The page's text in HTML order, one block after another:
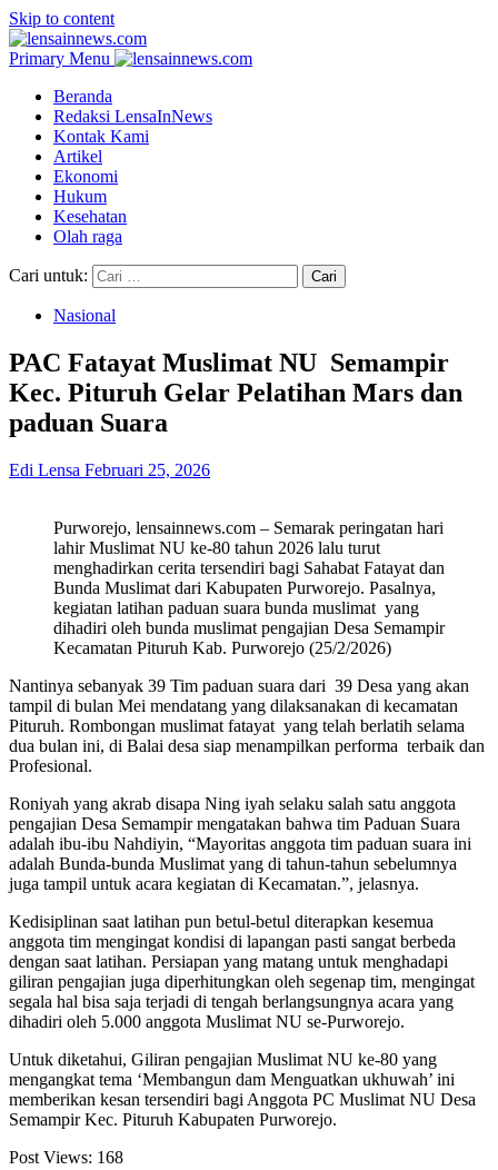
Skip to content
Primary Menu
Beranda
Redaksi LensaInNews
Kontak Kami
Artikel
Ekonomi
Hukum
Kesehatan
Olah raga
Cari untuk:
Nasional
PAC Fatayat Muslimat NU Semampir
Kec. Pituruh Gelar Pelatihan Mars dan
paduan Suara
Edi Lensa Februari 25, 2026
Purworejo, lensainnews.com – Semarak peringatan hari
lahir Muslimat NU ke-80 tahun 2026 lalu turut
menghadirkan cerita tersendiri bagi Sahabat Fatayat dan
Bunda Muslimat dari Kabupaten Purworejo. Pasalnya,
kegiatan latihan paduan suara bunda muslimat yang
dihadiri oleh bunda muslimat pengajian Desa Semampir
Kecamatan Pituruh Kab. Purworejo (25/2/2026)
Nantinya sebanyak 39 Tim paduan suara dari 39 Desa yang akan
tampil di bulan Mei mendatang yang dilaksanakan di kecamatan
Pituruh. Rombongan muslimat fatayat yang telah berlatih selama
dua bulan ini, di Balai desa siap menampilkan performa terbaik dan
Profesional.
Roniyah yang akrab disapa Ning iyah selaku salah satu anggota
pengajian Desa Semampir mengatakan bahwa tim Paduan Suara
adalah ibu-ibu Nahdiyin, “Mayoritas anggota tim paduan suara ini
adalah Bunda-bunda Muslimat yang di tahun-tahun sebelumnya
juga tampil untuk acara kegiatan di Kecamatan.”, jelasnya.
Kedisiplinan saat latihan pun betul-betul diterapkan kesemua
anggota tim mengingat kondisi di lapangan pasti sangat berbeda
dengan saat latihan. Persiapan yang matang untuk menghadapi
giliran pengajian juga diperhitungkan oleh segenap tim, mengingat
segala hal bisa saja terjadi di tengah berlangsungnya acara yang
dihadiri oleh 5.000 anggota Muslimat NU se-Purworejo.
Untuk diketahui, Giliran pengajian Muslimat NU ke-80 yang
mengangkat tema ‘Membangun dam Menguatkan ukhuwah’ ini
memberikan kesan tersendiri bagi Anggota PC Muslimat NU Desa
Semampir Kec. Pituruh Kabupaten Purworejo.
Post Views: 168